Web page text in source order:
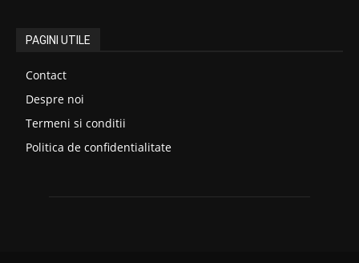
PAGINI UTILE
Contact
Despre noi
Termeni si conditii
Politica de confidentialitate